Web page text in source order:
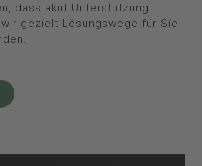
dass akut Unterstützung
gezielt Lösungswege für Sie